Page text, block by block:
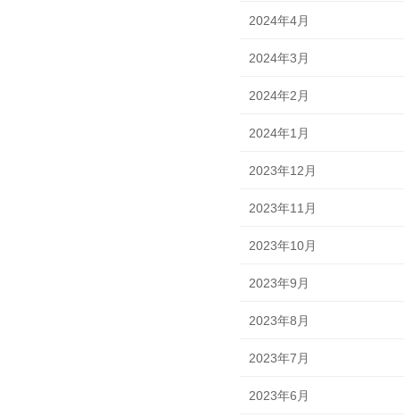
2024年4月
2024年3月
2024年2月
2024年1月
2023年12月
2023年11月
2023年10月
2023年9月
2023年8月
2023年7月
2023年6月